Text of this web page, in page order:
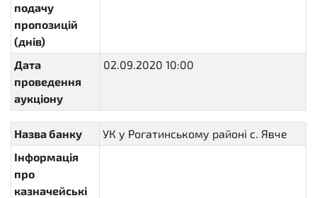
подачу
пропозицій
(днів)
Дата
проведення
аукціону
02.09.2020 10:00
Назва банку
УК у Рогатинському районі с. Явче
Інформація
про
казначейські